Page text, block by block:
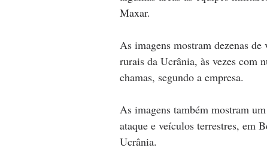
Maxar.
As imagens mostram dezenas
rurais da Ucrânia, às vezes com
chamas, segundo a empresa.
As imagens também mostram
ataque e veículos terrestres, em
Ucrânia.